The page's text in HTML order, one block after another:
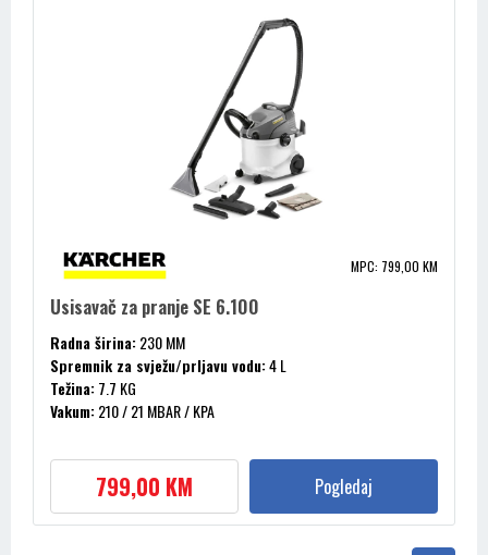
MPC: 799,00 KM
Usisavač za pranje SE 6.100
Radna širina:230 MM
Spremnik za svježu/prljavu vodu:4 L
Težina:7.7 KG
Vakum:210 / 21 MBAR / KPA
799,00 KM Pogledaj